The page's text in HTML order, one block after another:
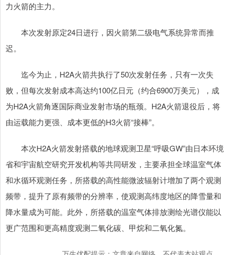
力火箭的主力。
本次发射原定24日进行，因火箭第二级电气系统异常而推
迟。
迄今为止，H2A火箭共执行了50次发射任务，只有一次失
败，但每次发射成本高达约100亿日元（约合6900万美元），成
为H2A火箭角逐国际商业发射市场的瓶颈。H2A火箭退役后，将
由运载能力更强、成本更低的H3火箭“接棒”。
本次H2A火箭发射搭载的地球观测卫星“呼吸GW”由日本环境
省和宇宙航空研究开发机构等共同研发，主要承担全球温室气体
和水循环观测任务，所搭载的高性能微波辐射计增加了两个观测
频带，提升了原有频带的分辨率，使观测高纬度地区的降雪量和
降水量成为可能。此外，所搭载的温室气体排放测绘光谱仪能以
更广范围和更高精度观测二氧化碳、甲烷和二氧化氮。